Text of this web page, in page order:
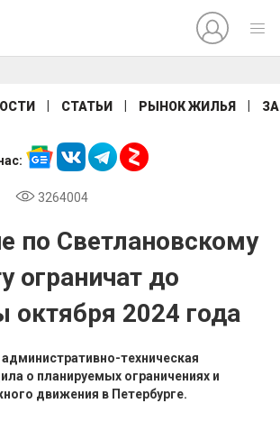
СТАТЬИ РЫНОК ЖИЛЬЯ
3264004
по Светлановскому
ограничат до
октября 2024 года
техническая
о планируемых ограничениях и
движения в Петербурге.